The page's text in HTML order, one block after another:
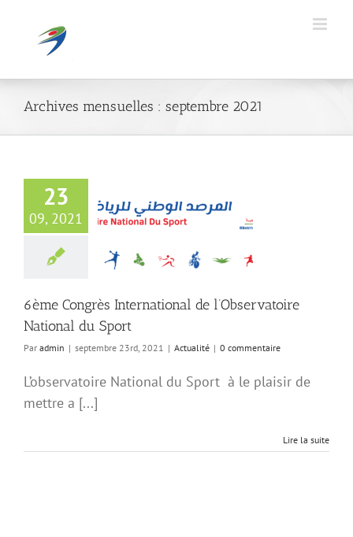
contenu
Archives mensuelles : septembre 2021
23
09, 2021
International
6ème Congrès International de l’Observatoire
National du Sport
Par admin | septembre 23rd, 2021 | Actualité | 0 commentaire
L’observatoire National du Sport à le plaisir de
mettre a [...]
Lire la suite